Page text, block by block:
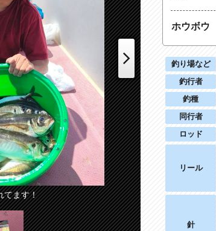
てます！
Next
ホウボウ
釣り場など
釣行者
釣種
同行者
ロッド
リール
針